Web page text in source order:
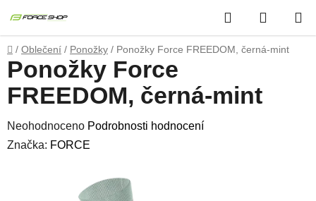
na
obsah
Hledat
KOŠÍK
Domů
/ Oblečení / Ponožky / Ponožky Force FREEDOM, černá-mint
Ponožky Force
FREEDOM, černá-mint
Průměrné
hodnocení
Neohodnoceno Podrobnosti hodnocení
Značka: FORCE